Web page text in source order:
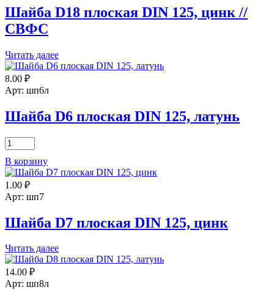
Шайба D18 плоская DIN 125, цинк //
СВФС
Читать далее
8.00 ₽
Арт: шп6л
Шайба D6 плоская DIN 125, латунь
Количество
товара
Шайба
D6
плоская
DIN
латунь
В корзину
1.00 ₽
Арт: шп7
Шайба D7 плоская DIN 125, цинк
Читать далее
14.00 ₽
Арт: шп8л